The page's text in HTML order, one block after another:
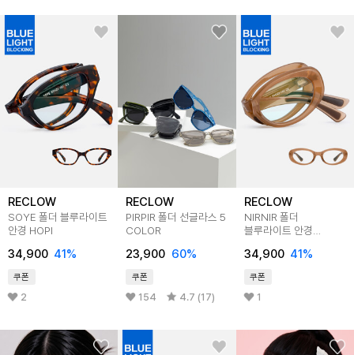
RECLOW
SOYE 폴더 블루라이트
안경 HOPI
34,900 41%
쿠폰
2
RECLOW
PIRPIR 폴더 선글라스 5
COLOR
23,900 60%
쿠폰
154 4.7 (17)
RECLOW
NIRNIR 폴더
블루라이트 안경
34,900 41%
쿠폰
1